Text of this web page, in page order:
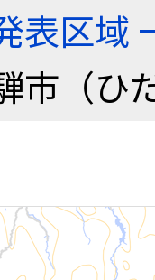
表区域
市（ひ